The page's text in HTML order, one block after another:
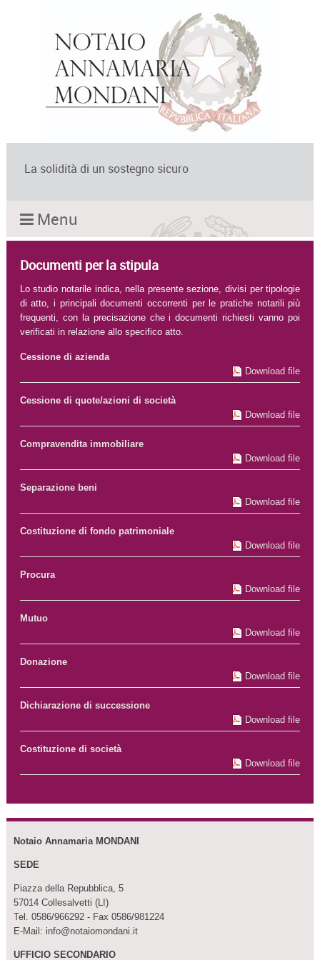
La solidità di un sostegno sicuro
Menu
Documenti per la stipula
Lo studio notarile indica, nella presente sezione, divisi per tipologie
di atto, i principali documenti occorrenti per le pratiche notarili più
frequenti, con la precisazione che i documenti richiesti vanno poi
verificati in relazione allo specifico atto.
Cessione di azienda
Download file
Cessione di quote/azioni di società
Download file
Compravendita immobiliare
Download file
Separazione beni
Download file
Costituzione di fondo patrimoniale
Download file
Procura
Download file
Mutuo
Download file
Donazione
Download file
Dichiarazione di successione
Download file
Costituzione di società
Download file
Notaio Annamaria MONDANI
SEDE
Piazza della Repubblica, 5
57014 Collesalvetti (LI)
Tel. 0586/966292 - Fax 0586/981224
E-Mail: info@notaiomondani.it
UFFICIO SECONDARIO